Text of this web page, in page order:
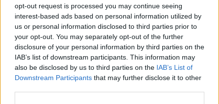
opt-out request is processed you may continue seeing
interest-based ads based on personal information utilized by
us or personal information disclosed to third parties prior to
your opt-out. You may separately opt-out of the further
disclosure of your personal information by third parties on the
IAB’s list of downstream participants. This information may
also be disclosed by us to third parties on the IAB’s List of
Downstream Participants that may further disclose it to other
Classic Mantra
Riepilogo stagione
Titolare 0 - 0%